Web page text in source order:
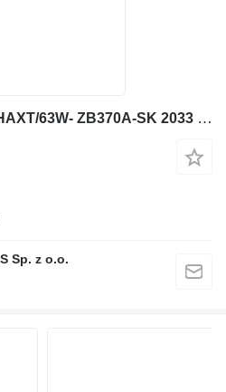
Sennebogen A6VM107 HAXT/63W- ZB370A-SK 2033 Hydraulikmotor für Bagger
Sp. z o.o.